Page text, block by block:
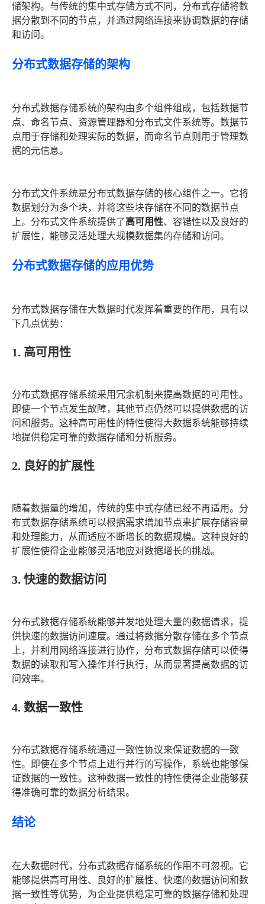
储架构。与传统的集中式存储方式不同，分布式存储将数
据分散到不同的节点，并通过网络连接来协调数据的存储
和访问。
分布式数据存储的架构
分布式数据存储系统的架构由多个组件组成，包括数据节
点、命名节点、资源管理器和分布式文件系统等。数据节
点用于存储和处理实际的数据，而命名节点则用于管理数
据的元信息。
分布式文件系统是分布式数据存储的核心组件之一。它将
数据划分为多个块，并将这些块存储在不同的数据节点
上。分布式文件系统提供了高可用性、容错性以及良好的
扩展性，能够灵活处理大规模数据集的存储和访问。
分布式数据存储的应用优势
分布式数据存储在大数据时代发挥着重要的作用，具有以
下几点优势：
1. 高可用性
分布式数据存储系统采用冗余机制来提高数据的可用性。
即使一个节点发生故障，其他节点仍然可以提供数据的访
问和服务。这种高可用性的特性使得大数据系统能够持续
地提供稳定可靠的数据存储和分析服务。
2. 良好的扩展性
随着数据量的增加，传统的集中式存储已经不再适用。分
布式数据存储系统可以根据需求增加节点来扩展存储容量
和处理能力，从而适应不断增长的数据规模。这种良好的
扩展性使得企业能够灵活地应对数据增长的挑战。
3. 快速的数据访问
分布式数据存储系统能够并发地处理大量的数据请求，提
供快速的数据访问速度。通过将数据分散存储在多个节点
上，并利用网络连接进行协作，分布式数据存储可以使得
数据的读取和写入操作并行执行，从而显著提高数据的访
问效率。
4. 数据一致性
分布式数据存储系统通过一致性协议来保证数据的一致
性。即使在多个节点上进行并行的写操作，系统也能够保
证数据的一致性。这种数据一致性的特性使得企业能够获
得准确可靠的数据分析结果。
结论
在大数据时代，分布式数据存储系统的作用不可忽视。它
能够提供高可用性、良好的扩展性、快速的数据访问和数
据一致性等优势，为企业提供稳定可靠的数据存储和处理